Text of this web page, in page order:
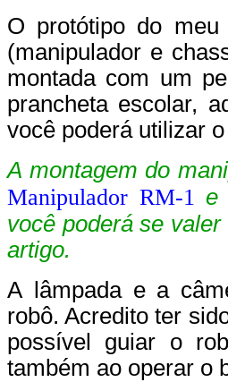
O protótipo do meu
(manipulador e
montada com um
prancheta escolar,
você poderá utilizar
A montagem do
Manipulador RM-1 e
você poderá se
artigo.
A lâmpada e a
robô. Acredito ter
possível guiar o
também ao operar o